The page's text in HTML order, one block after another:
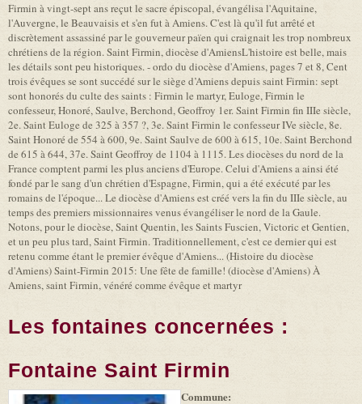
Firmin à vingt-sept ans reçut le sacre épiscopal, évangélisa l'Aquitaine,
l'Auvergne, le Beauvaisis et s'en fut à Amiens. C'est là qu'il fut arrêté et
discrètement assassiné par le gouverneur païen qui craignait les trop nombreux
chrétiens de la région. Saint Firmin, diocèse d'AmiensL'histoire est belle, mais
les détails sont peu historiques. - ordo du diocèse d'Amiens, pages 7 et 8, Cent
trois évêques se sont succédé sur le siège d’Amiens depuis saint Firmin: sept
sont honorés du culte des saints : Firmin le martyr, Euloge, Firmin le
confesseur, Honoré, Saulve, Berchond, Geoffroy 1er. Saint Firmin fin IIIe siècle,
2e. Saint Euloge de 325 à 357 ?, 3e. Saint Firmin le confesseur IVe siècle, 8e.
Saint Honoré de 554 à 600, 9e. Saint Saulve de 600 à 615, 10e. Saint Berchond
de 615 à 644, 37e. Saint Geoffroy de 1104 à 1115. Les diocèses du nord de la
France comptent parmi les plus anciens d'Europe. Celui d'Amiens a ainsi été
fondé par le sang d'un chrétien d'Espagne, Firmin, qui a été exécuté par les
romains de l'époque... Le diocèse d'Amiens est créé vers la fin du IIIe siècle, au
temps des premiers missionnaires venus évangéliser le nord de la Gaule.
Notons, pour le diocèse, Saint Quentin, les Saints Fuscien, Victoric et Gentien,
et un peu plus tard, Saint Firmin. Traditionnellement, c'est ce dernier qui est
retenu comme étant le premier évêque d'Amiens... (Histoire du diocèse
d'Amiens) Saint-Firmin 2015: Une fête de famille! (diocèse d'Amiens) À
Amiens, saint Firmin, vénéré comme évêque et martyr
Les fontaines concernées :
Fontaine Saint Firmin
Leaflet (link is
|
Commune: